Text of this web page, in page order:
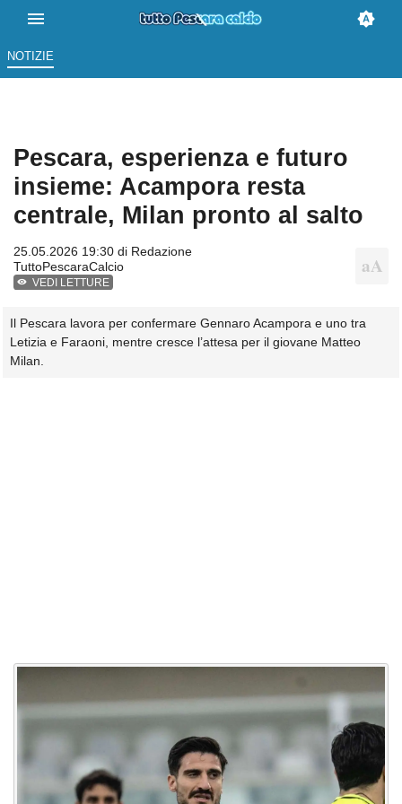
NOTIZIE
Pescara, esperienza e futuro
insieme: Acampora resta
centrale, Milan pronto al salto
25.05.2026 19:30 di Redazione
TuttoPescaraCalcio
VEDI LETTURE
Il Pescara lavora per confermare Gennaro Acampora e uno tra
Letizia e Faraoni, mentre cresce l’attesa per il giovane Matteo
Milan.